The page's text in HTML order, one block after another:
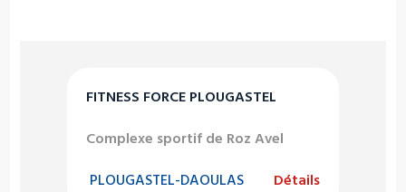
FITNESS FORCE PLOUGASTEL
Complexe sportif de Roz Avel
PLOUGASTEL-DAOULAS Détails